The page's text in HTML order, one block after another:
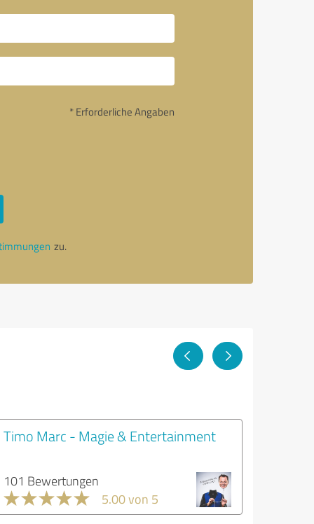
* Erforderliche Angaben
zu.
Timo Marc - Magie & Entertainment
101 Bewertungen
5.00 von 5